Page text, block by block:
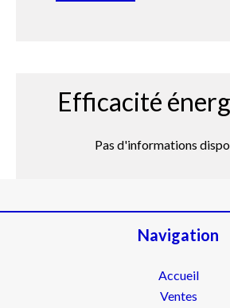
Efficacité
Pas d'informations
Navigation
Accueil
Ventes